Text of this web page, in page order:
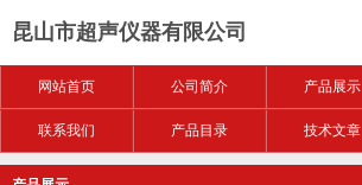
昆山市超声仪器有限公司
网站首页 公司简介 产品展示
联系我们 产品目录 技术文章